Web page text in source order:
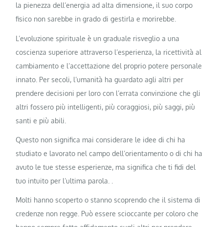
la pienezza dell’energia ad alta dimensione, il suo corpo
fisico non sarebbe in grado di gestirla e morirebbe.
L’evoluzione spirituale è un graduale risveglio a una
coscienza superiore attraverso l’esperienza, la ricettività al
cambiamento e l’accettazione del proprio potere personale
innato. Per secoli, l’umanità ha guardato agli altri per
prendere decisioni per loro con l’errata convinzione che gli
altri fossero più intelligenti, più coraggiosi, più saggi, più
santi e più abili.
Questo non significa mai considerare le idee di chi ha
studiato e lavorato nel campo dell’orientamento o di chi ha
avuto le tue stesse esperienze, ma significa che ti fidi del
tuo intuito per l’ultima parola. .
Molti hanno scoperto o stanno scoprendo che il sistema di
credenze non regge. Può essere scioccante per coloro che